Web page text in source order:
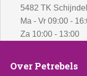
5482 TK Schijndel
Ma - Vr 09:00 -
Za 10:00 - 13:00
Over
Over Petrebels